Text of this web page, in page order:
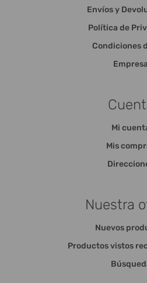
Envíos y
Política de
Condiciones
Empresa
Mi
Mis
Nuestra
Nuevos
Productos vistos